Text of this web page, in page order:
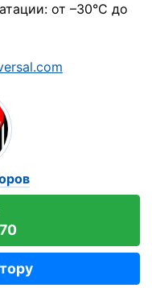
от –30°C до